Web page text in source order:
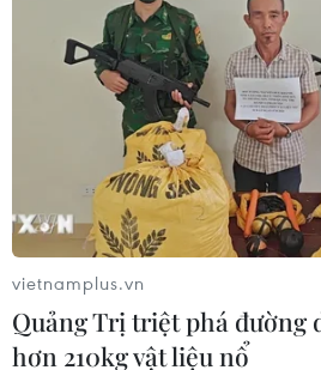
Theo dõi VietnamPlus
TIN LIÊN QUAN
vietnamplus.vn
Quảng Trị triệt phá đường
hơn 210kg vật liệu nổ